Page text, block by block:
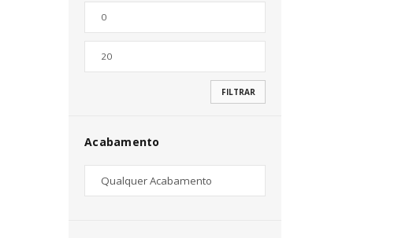
*
INICIAR SESSÃO
FILTRAR
Acabamento